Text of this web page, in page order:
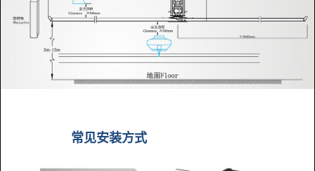
常见安装方式